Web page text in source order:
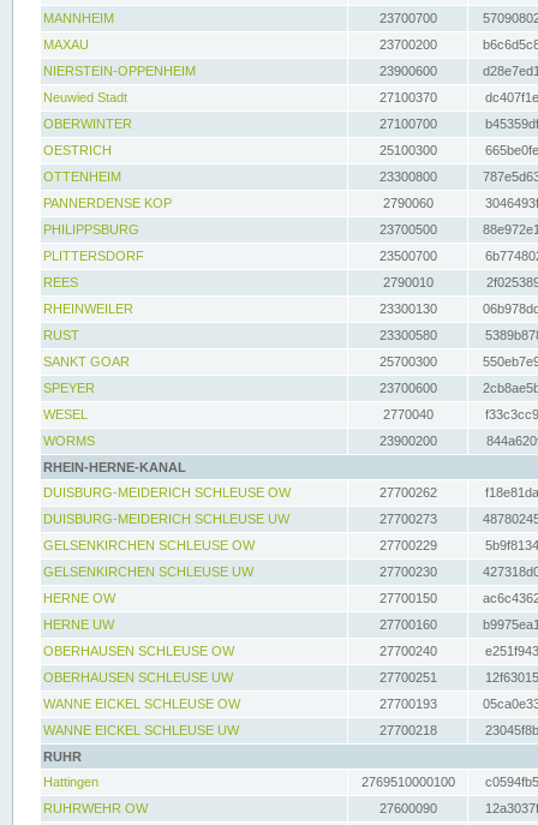
MANNHEIM
23700700
MAXAU
23700200
NIERSTEIN-OPPENHEIM
23900600
Neuwied Stadt
27100370
OBERWINTER
27100700
OESTRICH
25100300
OTTENHEIM
23300800
PANNERDENSE KOP
2790060
PHILIPPSBURG
23700500
PLITTERSDORF
23500700
REES
2790010
RHEINWEILER
23300130
RUST
23300580
SANKT GOAR
25700300
SPEYER
23700600
WESEL
2770040
WORMS
23900200
RHEIN-HERNE-KANAL
DUISBURG-MEIDERICH SCHLEUSE OW
27700262
DUISBURG-MEIDERICH SCHLEUSE UW
27700273
GELSENKIRCHEN SCHLEUSE OW
27700229
GELSENKIRCHEN SCHLEUSE UW
27700230
HERNE OW
27700150
HERNE UW
27700160
OBERHAUSEN SCHLEUSE OW
27700240
OBERHAUSEN SCHLEUSE UW
27700251
WANNE EICKEL SCHLEUSE OW
27700193
WANNE EICKEL SCHLEUSE UW
27700218
RUHR
Hattingen
2769510000100
RUHRWEHR OW
27600090